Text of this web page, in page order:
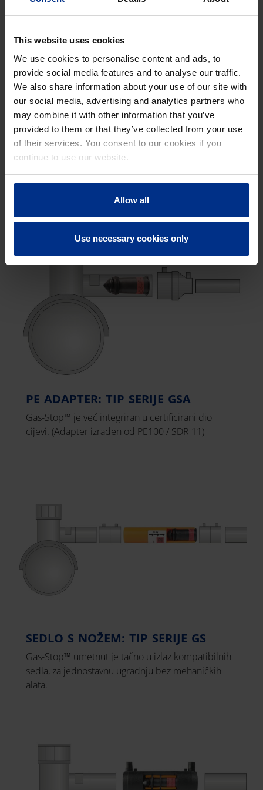
This website uses cookies
We use cookies to personalise content and ads, to
provide social media features and to analyse our traffic.
We also share information about your use of our site with
our social media, advertising and analytics partners who
may combine it with other information that you’ve
provided to them or that they’ve collected from your use
of their services. You consent to our cookies if you
continue to use our website.
Allow all
Use necessary cookies only
Stop™.
MOGUĆNOSTI UGRADNJE
Kako bi se zaštitila najveća moguća duljina plinovoda,
Gas-Stop™ se ugrađuje što je bliže moguće glavnom
vodu. Ugradnja se obično vrši posebnim dijelom cijevi.
Osim dolje navedenih standardnih načina ugradnje, na
zahtjev je moguća i prilagođena ugradnja (npr. čelični
PE ADAPTER: TIP SERIJE GSA
Gas-Stop™ je već integriran u certificirani dio
cijevi. (Adapter izrađen od PE100 / SDR 11)
SEDLO S NOŽEM: TIP SERIJE GS
Gas-Stop™ umetnut je tačno u izlaz kompatibilnih
sedla, za jednostavnu ugradnju bez mehaničkih
alata.